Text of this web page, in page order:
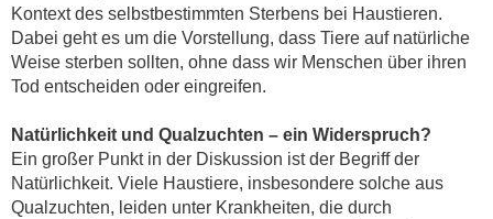
Kontext des selbstbestimmten Sterbens bei Haustieren.
Dabei geht es um die Vorstellung, dass Tiere auf natürliche
Weise sterben sollten, ohne dass wir Menschen über ihren
Tod entscheiden oder eingreifen.
Natürlichkeit und Qualzuchten – ein Widerspruch?
Ein großer Punkt in der Diskussion ist der Begriff der
Natürlichkeit. Viele Haustiere, insbesondere solche aus
Qualzuchten, leiden unter Krankheiten, die durch